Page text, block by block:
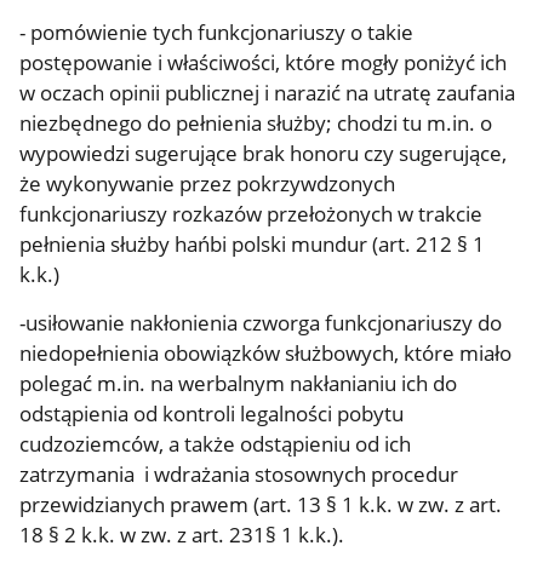
- pomówienie tych funkcjonariuszy o takie
postępowanie i właściwości, które mogły poniżyć ich
w oczach opinii publicznej i narazić na utratę zaufania
niezbędnego do pełnienia służby; chodzi tu m.in. o
wypowiedzi sugerujące brak honoru czy sugerujące,
że wykonywanie przez pokrzywdzonych
funkcjonariuszy rozkazów przełożonych w trakcie
pełnienia służby hańbi polski mundur (art. 212 § 1
k.k.)
-usiłowanie nakłonienia czworga funkcjonariuszy do
niedopełnienia obowiązków służbowych, które miało
polegać m.in. na werbalnym nakłanianiu ich do
odstąpienia od kontroli legalności pobytu
cudzoziemców, a także odstąpieniu od ich
zatrzymania i wdrażania stosownych procedur
przewidzianych prawem (art. 13 § 1 k.k. w zw. z art.
18 § 2 k.k. w zw. z art. 231§ 1 k.k.).